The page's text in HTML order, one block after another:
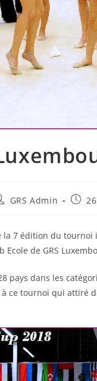
GRS Admin
la 7 édition du tournoi
de GRS
pays dans les
ce tournoi qui attiré